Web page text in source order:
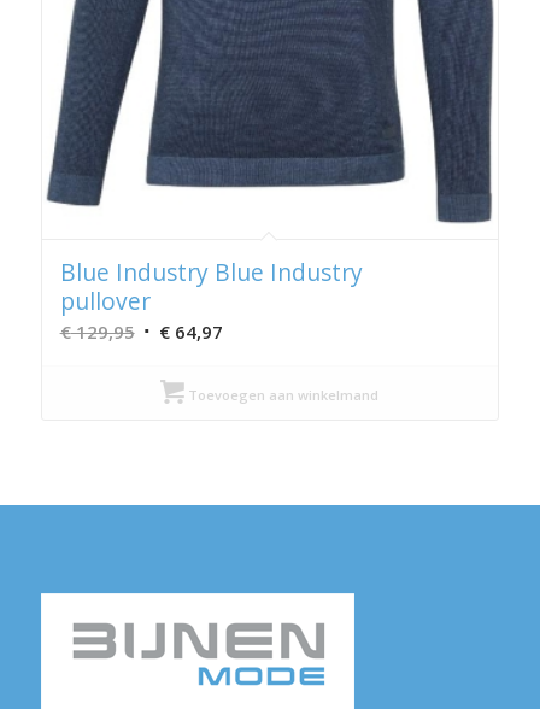
Blue Industry Blue Industry
pullover
€129,95 Oorspronkelijke
was:
€64,97Huidige
Toevoegen aan winkelmand